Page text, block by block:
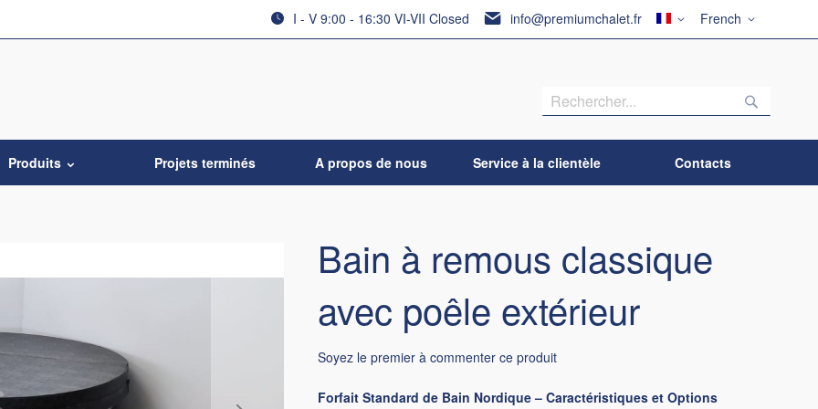
Langue
French
Pays
info@premiumchalet.fr
I - V 9:00 - 16:30 VI-VII Closed
Produits Projets terminés A propos de nous Service à la clientèle Contacts
Bain à remous classique
avec poêle extérieur
Soyez le premier à commenter ce produit
Forfait Standard de Bain Nordique – Caractéristiques et Options